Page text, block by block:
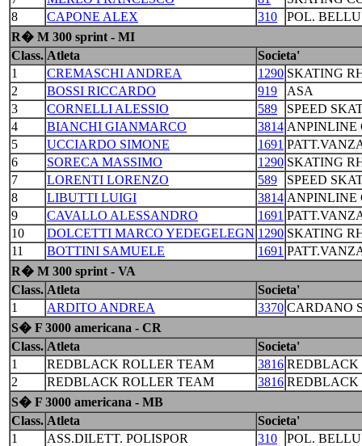
8
CAPONE ALEX 310
POL.
R� M 300 sprint - MI
Class. Atleta
Societa'
1
CREMASCHI ANDREA 1290 SKATING
2
BOSSI RICCARDO 919
ASA
3
CORNELLI ALESSIO 589
SPEED
4
BIANCHI GIANMARCO 3814 ANPINLINE
5
UCCIARDO SIMONE 1691
6
SORECA MASSIMO 1290 SKATING
7
LORENTI LORENZO 589
SPEED
8
LIBUTTI LUIGI 3814 ANPINLINE
9
CAVALLO ALESSANDRO 1691
10
DOLCETTI MARCO YEDEGELEGN 1290 SKATING
11
BOTTINI SAMUELE 1691
R� M 300 sprint - VA
Class. Atleta
Societa'
1
ARDITO ANDREA 3370 CARDANO
S� F 3000 americana - CR
Class. Atleta
Societa'
1
REDBLACK ROLLER TEAM 3816 REDBLACK
2
REDBLACK ROLLER TEAM 3816 REDBLACK
S� F 3000 americana - MB
Class. Atleta
Societa'
1
ASS.DILETT. POLISPOR 310
POL.